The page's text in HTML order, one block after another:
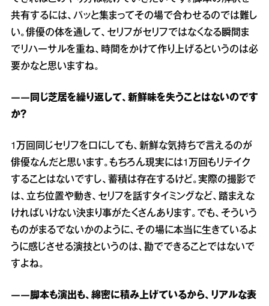
共有するには、パッと集まってその場で合わせるのでは難し
い。俳優の体を通して、セリフがセリフではなくなる瞬間ま
でリハーサルを重ね、時間をかけて作り上げるというのは必
要かなと思いますね。
――同じ芝居を繰り返して、新鮮味を失うことはないのです
か？
1万回同じセリフを口にしても、新鮮な気持ちで言えるのが
俳優なんだと思います。もちろん現実には1万回もリテイク
することはないですし、蓄積は存在するけど。実際の撮影で
は、立ち位置や動き、セリフを話すタイミングなど、踏まえな
ければいけない決まり事がたくさんあります。でも、そういう
ものがまるでないかのように、その場に本当に生きているよ
うに感じさせる演技というのは、勘でできることではないで
すよね。
――脚本も演出も、綿密に積み上げているから、リアルな表